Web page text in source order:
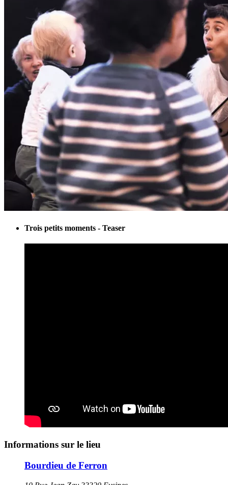
Trois petits moments - Teaser
Informations sur le lieu
Bourdieu de Ferron